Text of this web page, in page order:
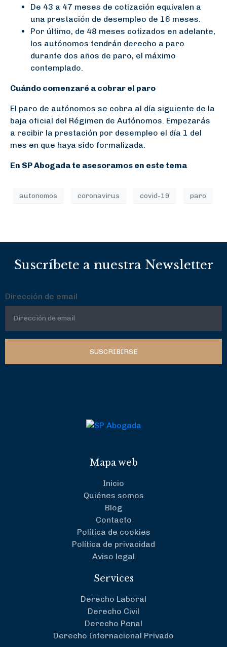
De 43 a 47 meses de cotización equivalen a
una prestación de desempleo de 16 meses.
Por último, de 48 meses cotizados en adelante,
los autónomos tendrán derecho a paro
durante dos años de paro, el máximo
contemplado.
Cuándo comenzaré a cobrar el paro
El paro de autónomos se cobra al día siguiente de la
baja oficial del Régimen de Autónomos. Empezarás
a recibir la prestación por desempleo el día 1 del
mes en que haya sido formalizada.
En SP Abogada te asesoramos en este tema
autonomos coronavirus covid-19 paro
Suscríbete a nuestra Newsletter
Dirección de email
SUSCRIBIRSE
Mapa web
Inicio
Quiénes somos
Blog
Contacto
Política de cookies
Política de privacidad
Aviso legal
Services
Derecho Laboral
Derecho Civil
Derecho Penal
Derecho Internacional Privado